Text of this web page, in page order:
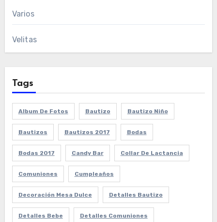
Varios
Velitas
Tags
Album De Fotos Bautizo Bautizo Niño
Bautizos Bautizos 2017 Bodas
Bodas 2017 Candy Bar Collar De Lactancia
Comuniones Cumpleaños
Decoración Mesa Dulce Detalles Bautizo
Detalles Bebe Detalles Comuniones